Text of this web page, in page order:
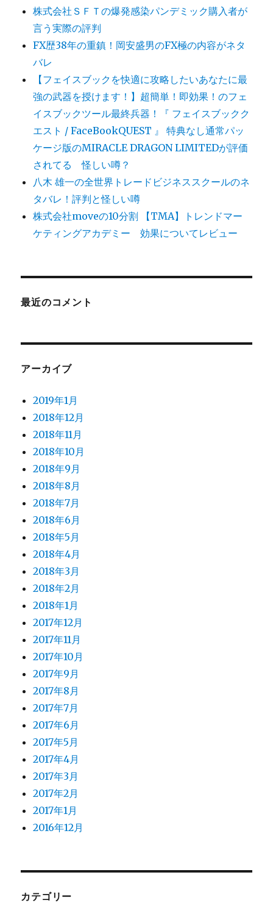
株式会社ＳＦＴの爆発感染パンデミック購入者が
言う実際の評判
FX歴38年の重鎮！岡安盛男のFX極の内容がネタ
バレ
【フェイスブックを快適に攻略したいあなたに最
強の武器を授けます！】超簡単！即効果！のフェ
イスブックツール最終兵器！『 フェイスブックク
エスト / FaceBookQUEST 』 特典なし通常パッ
ケージ版のMIRACLE DRAGON LIMITEDが評価
されてる 怪しい噂？
八木 雄一の全世界トレードビジネススクールのネ
タバレ！評判と怪しい噂
株式会社moveの10分割 【TMA】トレンドマー
ケティングアカデミー 効果についてレビュー
最近のコメント
アーカイブ
2019年1月
2018年12月
2018年11月
2018年10月
2018年9月
2018年8月
2018年7月
2018年6月
2018年5月
2018年4月
2018年3月
2018年2月
2018年1月
2017年12月
2017年11月
2017年10月
2017年9月
2017年8月
2017年7月
2017年6月
2017年5月
2017年4月
2017年3月
2017年2月
2017年1月
2016年12月
カテゴリー